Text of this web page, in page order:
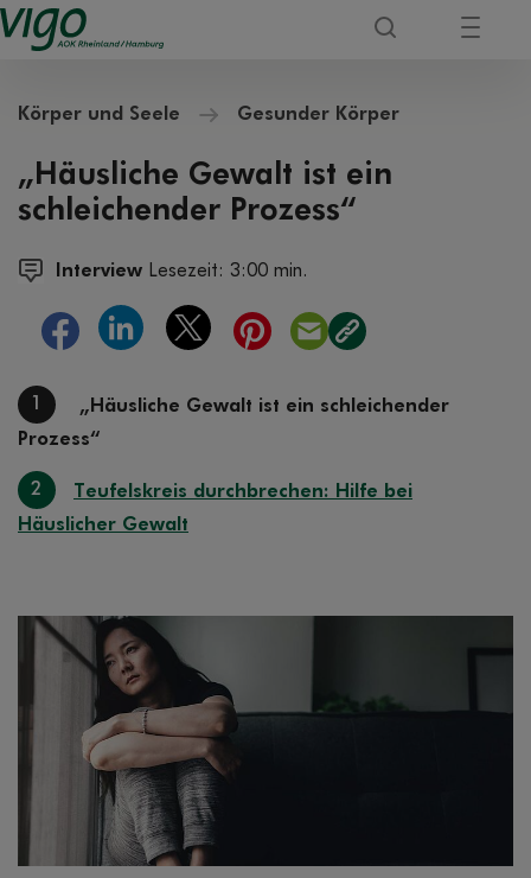
Körper und Seele Gesunder Körper
„Häusliche Gewalt ist ein
schleichender Prozess“
Interview Lesezeit: 3:00 min.
„Häusliche Gewalt ist ein schleichender
Prozess“
2
Teufelskreis durchbrechen: Hilfe bei
Häuslicher Gewalt